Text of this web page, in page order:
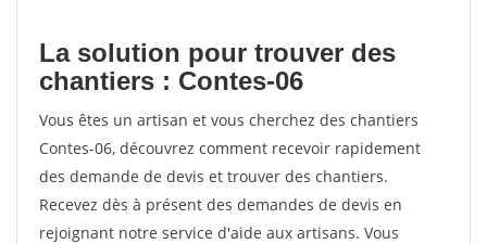
La solution pour trouver des
chantiers : Contes-06
Vous êtes un artisan et vous cherchez des chantiers
Contes-06, découvrez comment recevoir rapidement
des demande de devis et trouver des chantiers.
Recevez dès à présent des demandes de devis en
rejoignant notre service d'aide aux artisans. Vous